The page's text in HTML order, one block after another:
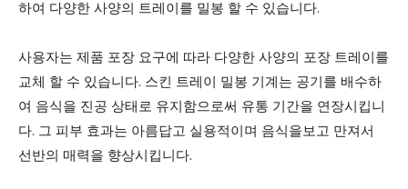
하여 다양한 사양의 트레이를 밀봉 할 수 있습니다.
사용자는 제품 포장 요구에 따라 다양한 사양의 포장 트레이를
교체 할 수 있습니다. 스킨 트레이 밀봉 기계는 공기를 배수하
여 음식을 진공 상태로 유지함으로써 유통 기간을 연장시킵니
다. 그 피부 효과는 아름답고 실용적이며 음식을보고 만져서
선반의 매력을 향상시킵니다.